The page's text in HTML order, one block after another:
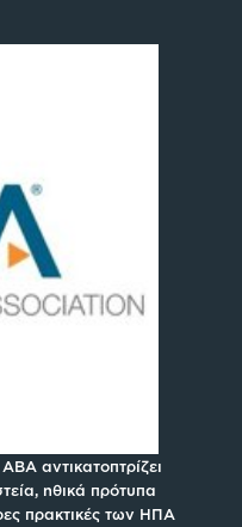
αντικατοπτρίζει
ηθικά πρότυπα
πρακτικές των ΗΠΑ